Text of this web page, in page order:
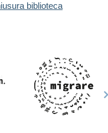
biblioteca